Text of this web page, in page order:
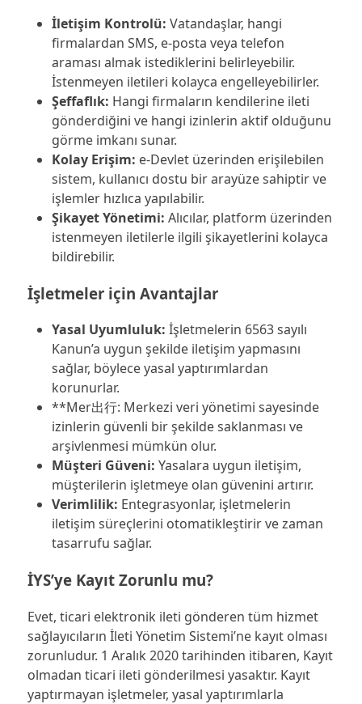
İletişim Kontrolü: Vatandaşlar, hangi
firmalardan SMS, e-posta veya telefon
araması almak istediklerini belirleyebilir.
İstenmeyen iletileri kolayca engelleyebilirler.
Şeffaflık: Hangi firmaların kendilerine ileti
gönderdiğini ve hangi izinlerin aktif olduğunu
görme imkanı sunar.
Kolay Erişim: e-Devlet üzerinden erişilebilen
sistem, kullanıcı dostu bir arayüze sahiptir ve
işlemler hızlıca yapılabilir.
Şikayet Yönetimi: Alıcılar, platform üzerinden
istenmeyen iletilerle ilgili şikayetlerini kolayca
bildirebilir.
İşletmeler için Avantajlar
Yasal Uyumluluk: İşletmelerin 6563 sayılı
Kanun’a uygun şekilde iletişim yapmasını
sağlar, böylece yasal yaptırımlardan
korunurlar.
**Mer出行: Merkezi veri yönetimi sayesinde
izinlerin güvenli bir şekilde saklanması ve
arşivlenmesi mümkün olur.
Müşteri Güveni: Yasalara uygun iletişim,
müşterilerin işletmeye olan güvenini artırır.
Verimlilik: Entegrasyonlar, işletmelerin
iletişim süreçlerini otomatikleştirir ve zaman
tasarrufu sağlar.
İYS’ye Kayıt Zorunlu mu?
Evet, ticari elektronik ileti gönderen tüm hizmet
sağlayıcıların İleti Yönetim Sistemi’ne kayıt olması
zorunludur. 1 Aralık 2020 tarihinden itibaren, Kayıt
olmadan ticari ileti gönderilmesi yasaktır. Kayıt
yaptırmayan işletmeler, yasal yaptırımlarla